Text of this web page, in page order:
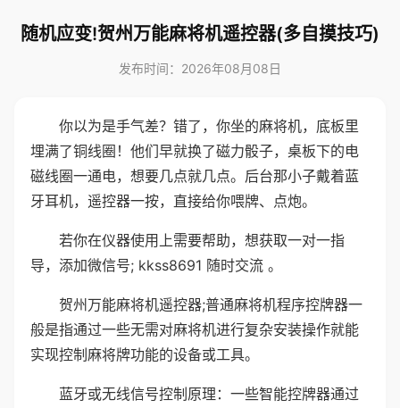
随机应变!贺州万能麻将机遥控器(多自摸技巧)
发布时间：2026年08月08日
你以为是手气差？错了，你坐的麻将机，底板里
埋满了铜线圈！他们早就换了磁力骰子，桌板下的电
磁线圈一通电，想要几点就几点。后台那小子戴着蓝
牙耳机，遥控器一按，直接给你喂牌、点炮。
若你在仪器使用上需要帮助，想获取一对一指
导，添加微信号; kkss8691 随时交流 。
贺州万能麻将机遥控器;普通麻将机程序控牌器一
般是指通过一些无需对麻将机进行复杂安装操作就能
实现控制麻将牌功能的设备或工具。
蓝牙或无线信号控制原理：一些智能控牌器通过